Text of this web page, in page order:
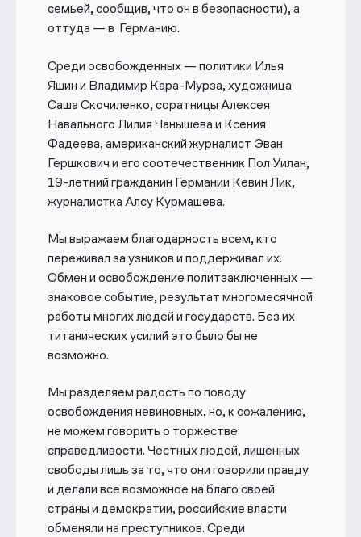
семьей, сообщив, что он в безопасности), а
оттуда — в Германию.
Среди освобожденных — политики Илья
Яшин и Владимир Кара-Мурза, художница
Саша Скочиленко, соратницы Алексея
Навального Лилия Чанышева и Ксения
Фадеева, американский журналист Эван
Гершкович и его соотечественник Пол Уилан,
19-летний гражданин Германии Кевин Лик,
журналистка Алсу Курмашева.
Мы выражаем благодарность всем, кто
переживал за узников и поддерживал их.
Обмен и освобождение политзаключенных —
знаковое событие, результат многомесячной
работы многих людей и государств. Без их
титанических усилий это было бы не
возможно.
Мы разделяем радость по поводу
освобождения невиновных, но, к сожалению,
не можем говорить о торжестве
справедливости. Честных людей, лишенных
свободы лишь за то, что они говорили правду
и делали все возможное на благо своей
страны и демократии, российские власти
обменяли на преступников. Среди